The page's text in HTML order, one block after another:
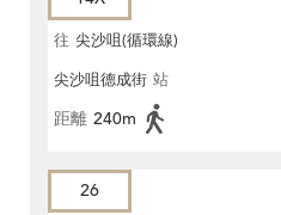
往 尖沙咀(循環線)
尖沙咀德成街 站
距離 240m
26